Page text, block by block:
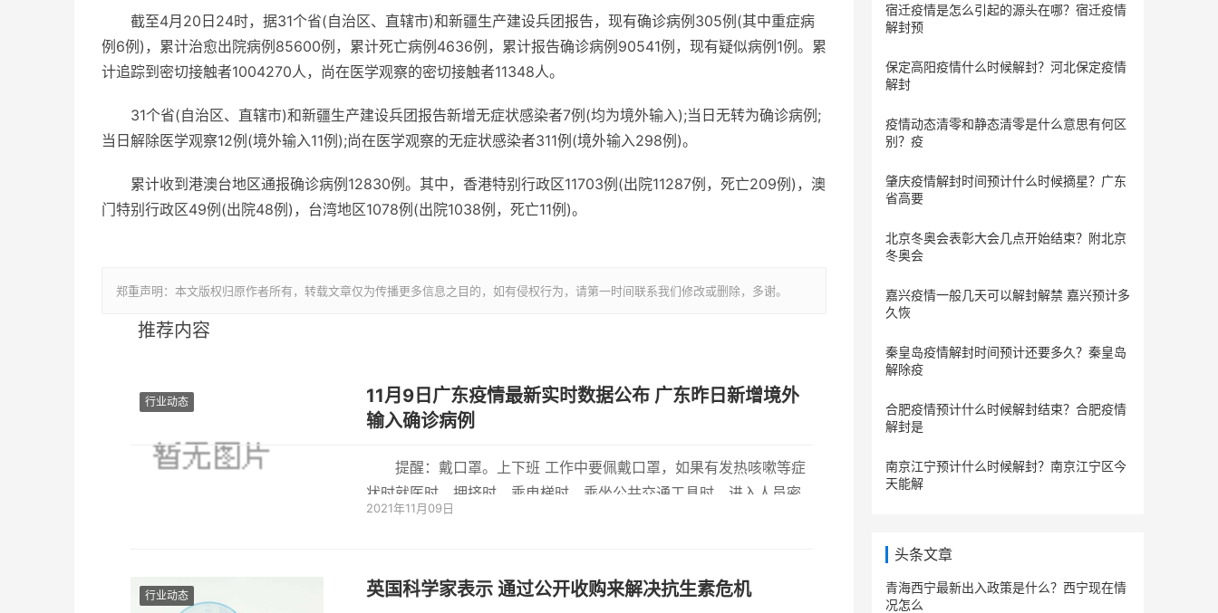
截至4月20日24时，据31个省(自治区、直辖市)和新疆生产建设兵团报告，现有确诊病例305例(其中重症病
例6例)，累计治愈出院病例85600例，累计死亡病例4636例，累计报告确诊病例90541例，现有疑似病例1例。累
计追踪到密切接触者1004270人，尚在医学观察的密切接触者11348人。
31个省(自治区、直辖市)和新疆生产建设兵团报告新增无症状感染者7例(均为境外输入);当日无转为确诊病例;
当日解除医学观察12例(境外输入11例);尚在医学观察的无症状感染者311例(境外输入298例)。
累计收到港澳台地区通报确诊病例12830例。其中，香港特别行政区11703例(出院11287例，死亡209例)，澳
门特别行政区49例(出院48例)，台湾地区1078例(出院1038例，死亡11例)。
郑重声明：本文版权归原作者所有，转载文章仅为传播更多信息之目的，如有侵权行为，请第一时间联系我们修改或删除，多谢。
推荐内容
行业动态
11月9日广东疫情最新实时数据公布 广东昨日新增境外
输入确诊病例
提醒：戴口罩。上下班 工作中要佩戴口罩，如果有发热咳嗽等症
状时就医时、拥挤时、乘电梯时、乘坐公共交通工具时、进入人员密
集等。2021年
2021年11月09日
行业动态 英国科学家表示 通过公开收购来解决抗生素危机
宿迁疫情是怎么引起的源头在哪？宿迁疫情
解封预
保定​高阳疫情什么时候解封？河北保定疫情
解封
疫情动态清零和静态清零是什么意思有何区
别？疫
肇庆疫情解封时间预计什么时候摘星？广东
省高要
北京冬奥会表彰大会几点开始结束？附北京
冬奥会
嘉兴疫情一般几天可以解封解禁 嘉兴预计多
久恢
秦皇岛疫情解封时间预计还要多久？秦皇岛
解除疫
合肥疫情预计什么时候解封结束？合肥疫情
解封是
南京江宁预计什么时候解封？南京江宁区今
天能解
头条文章
青海西宁最新出入政策是什么？西宁现在情
况怎么